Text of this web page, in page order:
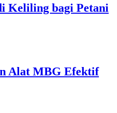
Keliling bagi Petani
Alat MBG Efektif